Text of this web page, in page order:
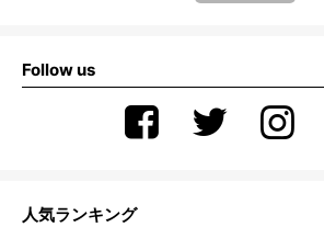
Follow us
人気ランキング